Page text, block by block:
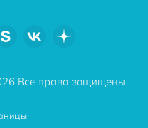
Все права защищены